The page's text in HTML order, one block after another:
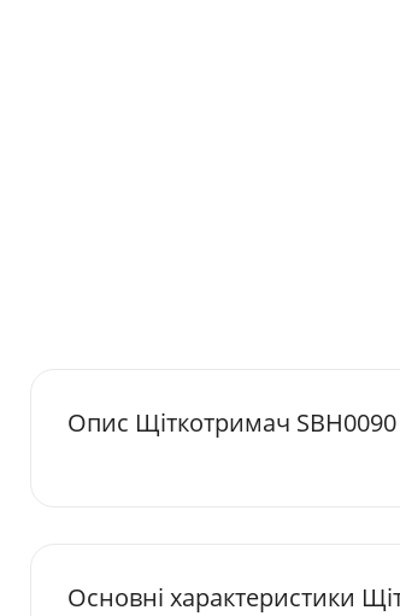
Опис Щіткотримач SBH0090
Основні характеристики